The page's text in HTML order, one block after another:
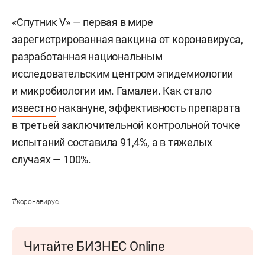
«Спутник V» — первая в мире
зарегистрированная вакцина от коронавируса,
разработанная национальным
исследовательским центром эпидемиологии
и микробиологии им. Гамалеи. Какстало
известнонакануне, эффективность препарата
в третьей заключительной контрольной точке
испытаний составила 91,4%, а в тяжелых
случаях — 100%.
#коронавирус
Читайте БИЗНЕС Online